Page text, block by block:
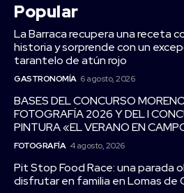
Popular
La Barraca recupera una receta
historia y sorprende con un
tarantelo de atún rojo
GASTRONOMÍA 6 agosto, 2026
BASES DEL CONCURSO
FOTOGRAFÍA 2026 Y DEL I
PINTURA «EL VERANO EN
FOTOGRAFÍA 4 agosto, 2026
Pit Stop Food Race: una parada
disfrutar en familia en Lomas de